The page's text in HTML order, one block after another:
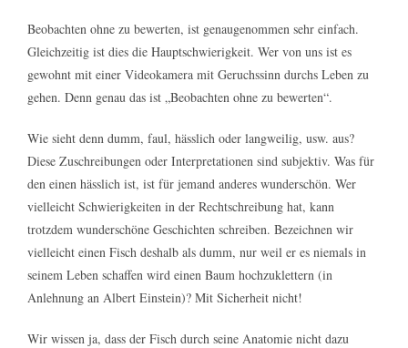
Beobachten ohne zu bewerten, ist genaugenommen sehr einfach.
Gleichzeitig ist dies die Hauptschwierigkeit. Wer von uns ist es
gewohnt mit einer Videokamera mit Geruchssinn durchs Leben zu
gehen. Denn genau das ist „Beobachten ohne zu bewerten“.
Wie sieht denn dumm, faul, hässlich oder langweilig, usw. aus?
Diese Zuschreibungen oder Interpretationen sind subjektiv. Was für
den einen hässlich ist, ist für jemand anderes wunderschön. Wer
vielleicht Schwierigkeiten in der Rechtschreibung hat, kann
trotzdem wunderschöne Geschichten schreiben. Bezeichnen wir
vielleicht einen Fisch deshalb als dumm, nur weil er es niemals in
seinem Leben schaffen wird einen Baum hochzuklettern (in
Anlehnung an Albert Einstein)? Mit Sicherheit nicht!
Wir wissen ja, dass der Fisch durch seine Anatomie nicht dazu